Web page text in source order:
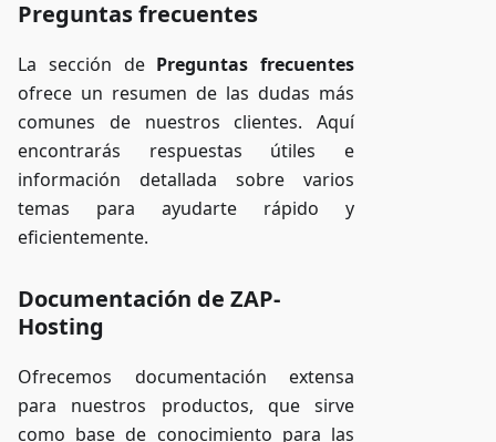
Preguntas frecuentes
La sección de Preguntas frecuentes
ofrece un resumen de las dudas más
comunes de nuestros clientes. Aquí
encontrarás respuestas útiles e
información detallada sobre varios
temas para ayudarte rápido y
eficientemente.
Documentación de ZAP-
Hosting
Ofrecemos documentación extensa
para nuestros productos, que sirve
como base de conocimiento para las